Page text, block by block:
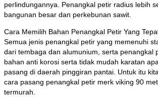
perlindungannya. Penangkal petir radius lebih
bangunan besar dan perkebunan sawit.
Cara Memilih Bahan Penangkal Petir Yang
Semua jenis penangkal petir yang memenuhi
dari tembaga dan alumunium, serta penangkal
bahan anti korosi serta tidak mudah karatan
pasang di daerah pinggiran pantai. Untuk itu
cara pasang penangkal petir merk viking 90
termurah.